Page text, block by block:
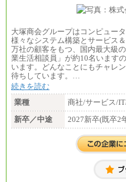
大塚商会グループはコンピュー
様々なシステム構築とサービス
万社の顧客をもつ、国内最大級
業生活相談員」が約10名います
います。どんなことにもチャレ
待ちしています。…
続きを読む
業種
商社/サービス/
新卒／中途
2027新卒(既卒2